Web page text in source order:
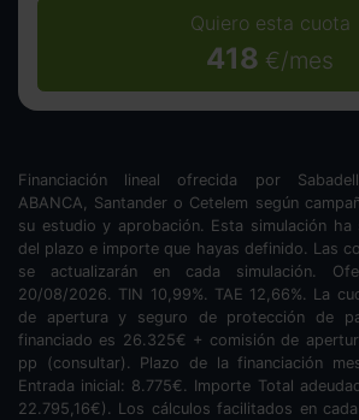
Quiero esta cuota
418 €/mes
Financiación lineal ofrecida por
ABANCA, Santander o Cetelem según
su estudio y aprobación. Esta simulación
del plazo e importe que hayas definido. Las
se actualizarán en cada simulación.
20/08/2026. TIN 10,99%. TAE 12,66%. La
de apertura y seguro de protección de
financiado es 26.325€ + comisión de
pp (consultar). Plazo de la financiación
Entrada inicial: 8.775€. Importe Total
22.795,16€). Los cálculos facilitados en cada